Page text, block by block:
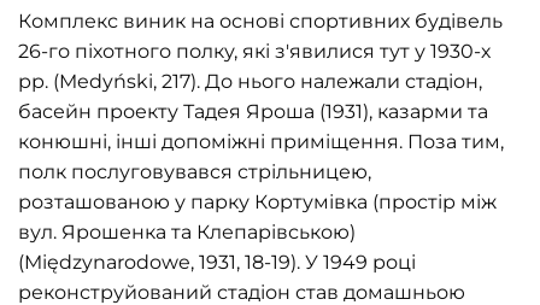
Комплекс виник на основі спортивних будівель
26-го піхотного полку, які з'явилися тут у 1930-х
рр. (Medyński, 217). До нього належали стадіон,
басейн проекту Тадея Яроша (1931), казарми та
конюшні, інші допоміжні приміщення. Поза тим,
полк послуговувався стрільницею,
розташованою у парку Кортумівка (простір між
вул. Ярошенка та Клепарівською)
(Międzynarodowe, 1931, 18-19). У 1949 році
реконструйований стадіон став домашньою